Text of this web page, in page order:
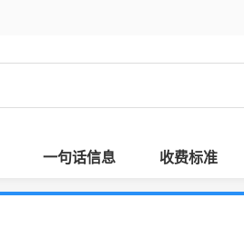
一句话信息 收费标准